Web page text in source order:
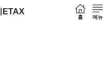
ETAX
홈 메뉴